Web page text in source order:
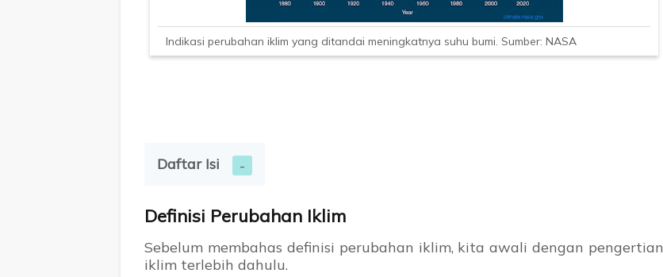
Indikasi perubahan iklim yang ditandai meningkatnya suhu bumi. Sumber: NASA
Daftar Isi
Definisi Perubahan Iklim
Sebelum membahas definisi perubahan iklim, kita awali dengan pengertian
iklim terlebih dahulu.